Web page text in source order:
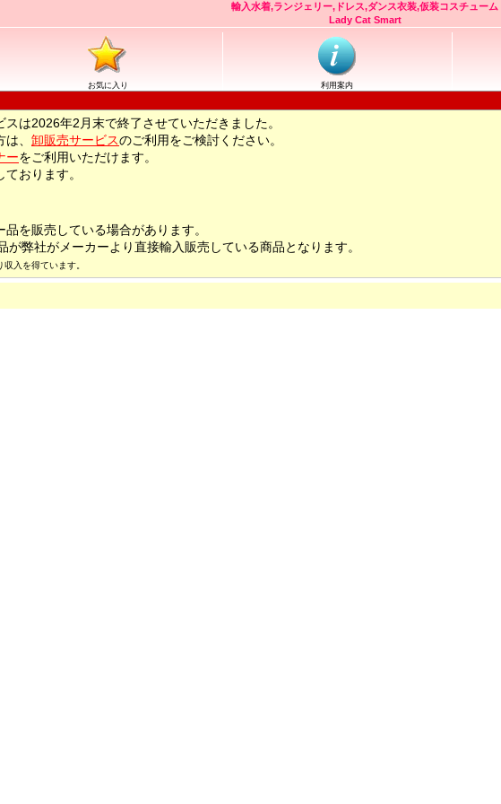
輸入水着,ランジェリー,ドレス,ダンス衣装,仮装コスチューム
Lady Cat Smart
お気に入り 利用案内
は2026年2月末で終了させていただきました。
、 卸販売サービスのご利用をご検討ください。
ーをご利用いただけます。
おります。
を販売している場合があります。
が弊社がメーカーより直接輸入販売している商品となります。
入を得ています。